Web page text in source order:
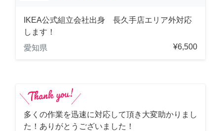
IKEA公式組立会社出身 長久手店エリア外対応
します！
愛知県
¥6,500
多くの作業を迅速に対応して頂き大変助かりまし
た！ありがとうございました！